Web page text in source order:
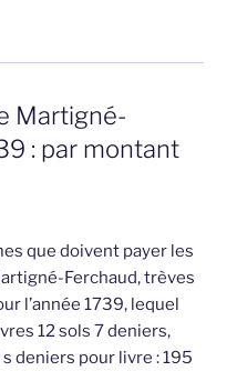
Martigné-
: par montant
que doivent payer les
Ferchaud, trèves
l’année 1739, lequel
12 sols 7 deniers,
deniers pour livre : 195